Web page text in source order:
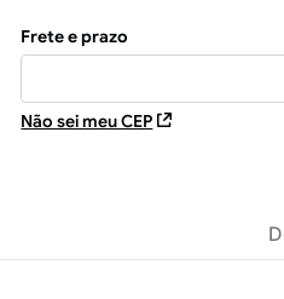
Não sei meu CEP